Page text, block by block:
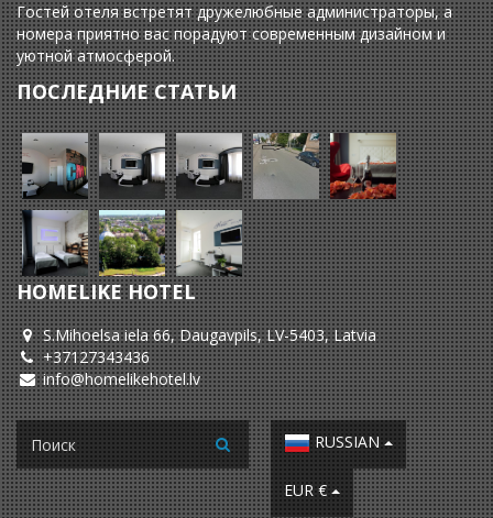
Гостей отеля встретят дружелюбные администраторы, а
номера приятно вас порадуют современным дизайном и
уютной атмосферой.
ПОСЛЕДНИЕ СТАТЬИ
HOMELIKE HOTEL
S.Mihoelsa iela 66, Daugavpils, LV-5403, Latvia
+37127343436
info@homelikehotel.lv
RUSSIAN
EUR €